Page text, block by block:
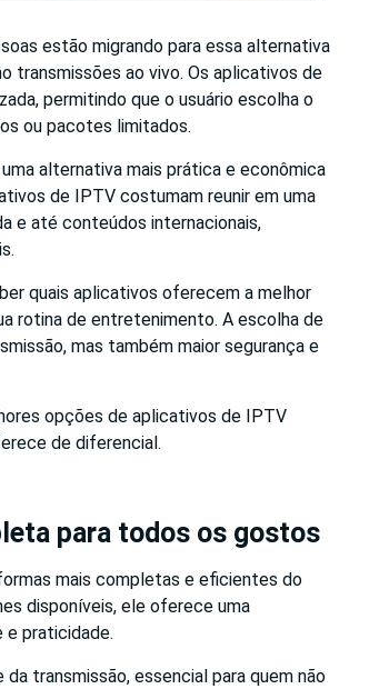
estão migrando para essa alternativa
transmissões ao vivo. Os aplicativos de
permitindo que o usuário escolha o
ou pacotes limitados.
alternativa mais prática e econômica
de IPTV costumam reunir em uma
e até conteúdos internacionais,
quais aplicativos oferecem a melhor
rotina de entretenimento. A escolha de
mas também maior segurança e
opções de aplicativos de IPTV
de diferencial.
para todos os gostos
mais completas e eficientes do
disponíveis, ele oferece uma
e praticidade.
transmissão, essencial para quem não